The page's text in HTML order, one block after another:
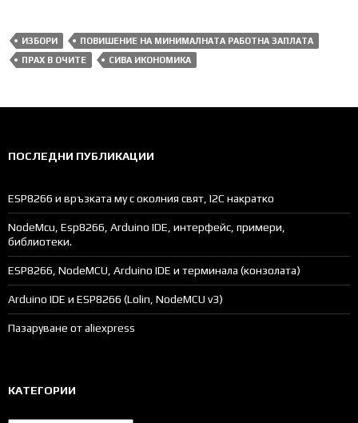
ИЗБОРИ
ПОВИШЕНИЕ НА МИНИМАЛНАТА РАБОТНА ЗАПЛАТА
ПРАХ В ОЧИТЕ
СИВА ИКОНОМИКА
ПОСЛЕДНИ ПУБЛИКАЦИИ
ESP8266 и връзката му с околния свят, I2C накратко
NodeMcu, Esp8266, Arduino IDE, интерфейс, примери,
библиотеки.
ESP8266, NodeMCU, Arduino IDE и терминала (конзолата)
Arduino IDE и ESP8266 (Lolin, NodeMCU v3)
Пазаруване от aliexpress
КАТЕГОРИИ